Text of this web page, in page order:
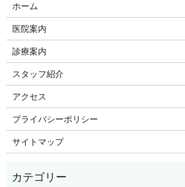
ホーム
医院案内
診療案内
スタッフ紹介
アクセス
プライバシーポリシー
サイトマップ